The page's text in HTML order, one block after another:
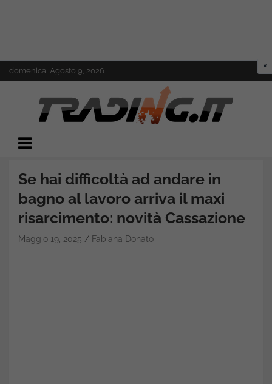
Skip
to
domenica, Agosto 9, 2026
Trading.it
Se hai difficoltà ad andare in
bagno al lavoro arriva il maxi
risarcimento: novità Cassazione
Maggio 19, 2025 Fabiana Donato